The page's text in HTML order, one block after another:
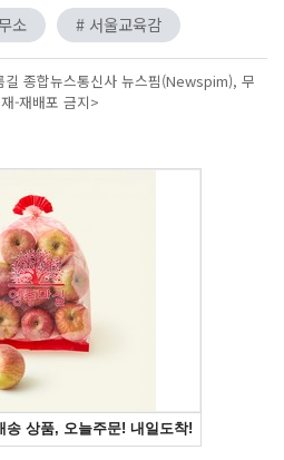
소 # 서울교육감
종합뉴스통신사 뉴스핌(Newspim), 무
-재배포 금지>